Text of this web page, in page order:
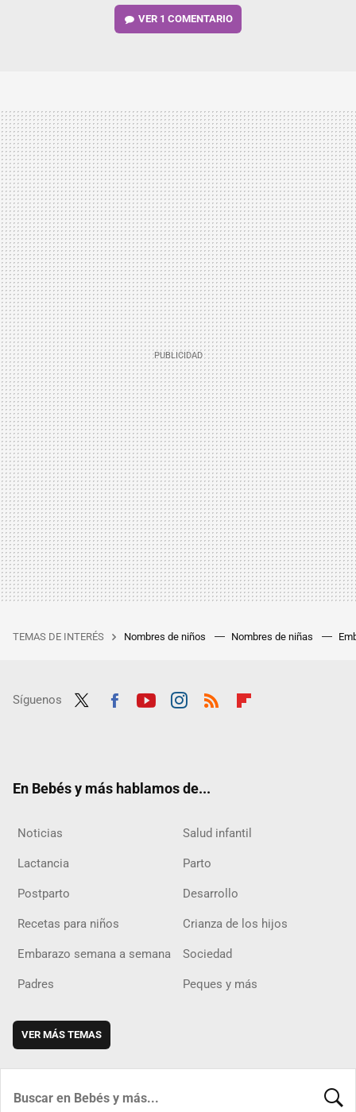
VER 1 COMENTARIO
TEMAS DE INTERÉS Nombres de niños Nombres de niñas
Síguenos
En Bebés y más hablamos de...
Noticias Salud infantil
Lactancia Parto
Postparto Desarrollo
Recetas para niños Crianza de los hijos
Embarazo semana a semana Sociedad
Padres Peques y más
VER MÁS TEMAS